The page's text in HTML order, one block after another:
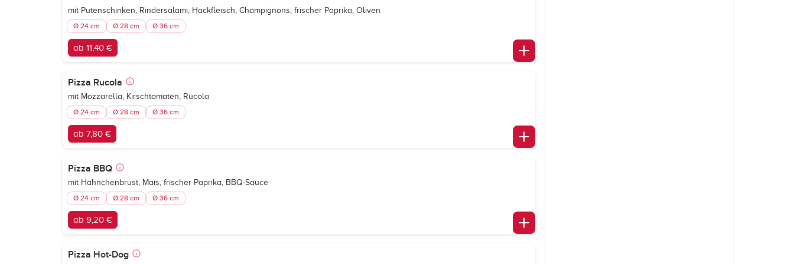
mit Putenschinken, Rindersalami, Hackfleisch, Champignons, frischer Paprika, Oliven
Ø 24 cm Ø 28 cm Ø 36 cm
ab 11,40 €
Pizza Rucola
mit Mozzarella, Kirschtomaten, Rucola
Ø 24 cm Ø 28 cm Ø 36 cm
ab 7,80 €
Pizza BBQ
mit Hähnchenbrust, Mais, frischer Paprika, BBQ-Sauce
Ø 24 cm Ø 28 cm Ø 36 cm
ab 9,20 €
Pizza Hot-Dog